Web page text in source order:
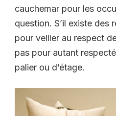
cauchemar pour les
question. S’il existe des
pour veiller au respect
pas pour autant
palier ou d’étage.